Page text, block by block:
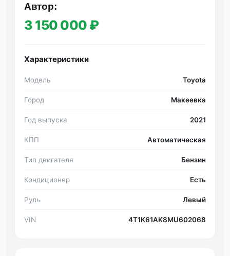
Автор:
3 150 000 ₽
Характеристики
Модель Toyota
Город Макеевка
Год выпуска 2021
КПП Автоматическая
Тип двигателя Бензин
Кондиционер Есть
Руль Левый
VIN 4T1K61AK8MU602068